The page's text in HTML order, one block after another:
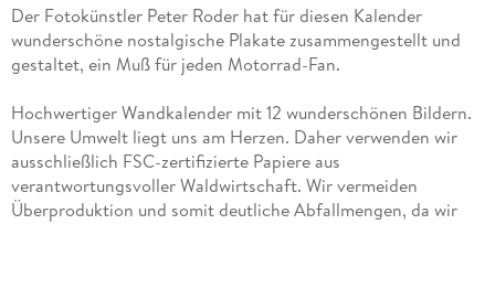
Der Fotokünstler Peter Roder hat für diesen Kalender
wunderschöne nostalgische Plakate zusammengestellt und
gestaltet, ein Muß für jeden Motorrad-Fan.
Hochwertiger Wandkalender mit 12 wunderschönen Bildern.
Unsere Umwelt liegt uns am Herzen. Daher verwenden wir
ausschließlich FSC-zertifizierte Papiere aus
verantwortungsvoller Waldwirtschaft. Wir vermeiden
Überproduktion und somit deutliche Abfallmengen, da wir
und sorgen für eine klimabewusste Logistik.